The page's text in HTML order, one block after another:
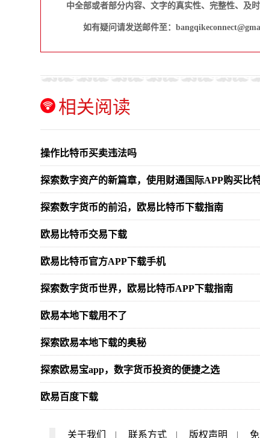
中全部或者部分内容、文字的真实性、完整性、及
如有疑问请发送邮件至：
相关阅读
操作比特币买卖违法吗
探索数字资产的新篇章，使用财通国际APP购买比
探索数字货币的前沿，欧易比特币下载指南
欧易比特币交易下载
欧易比特币官方APP下载手机
探索数字货币世界，欧易比特币APP下载指南
欧易本地下载用不了
探索欧易本地下载的奥秘
探索欧易宝app，数字货币投资的便捷之选
欧易百度下载
关于我们 | 联系方式 | 版权声明 |